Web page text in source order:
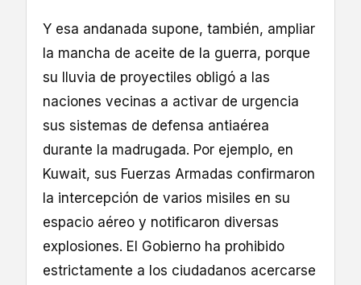
Y esa andanada supone, también, ampliar
la mancha de aceite de la guerra, porque
su lluvia de proyectiles obligó a las
naciones vecinas a activar de urgencia
sus sistemas de defensa antiaérea
durante la madrugada. Por ejemplo, en
Kuwait, sus Fuerzas Armadas confirmaron
la intercepción de varios misiles en su
espacio aéreo y notificaron diversas
explosiones. El Gobierno ha prohibido
estrictamente a los ciudadanos acercarse